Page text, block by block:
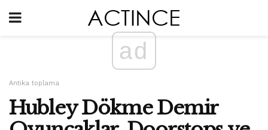
ad
Antika toplama
Hubley Dökme Demir